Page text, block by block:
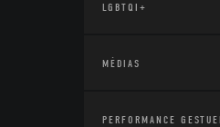
LGBTQI+
MÉDIAS
PERFORMANCE